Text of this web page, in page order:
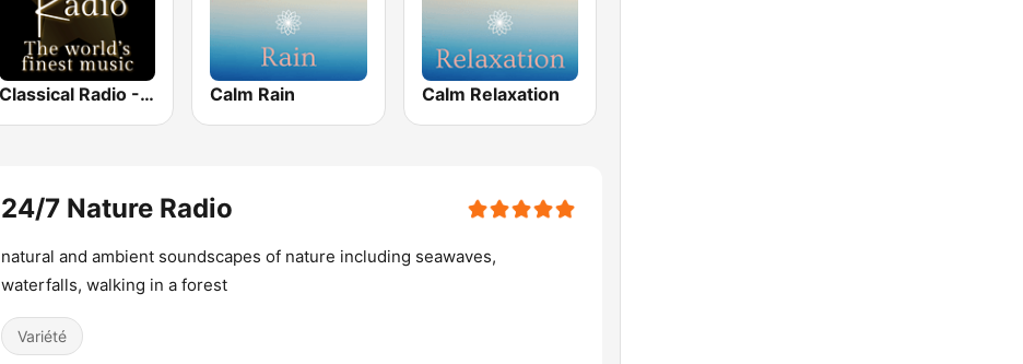
Classical Radio - Sleep Baby Calm Rain Calm Relaxation
24/7 Nature Radio
natural and ambient soundscapes of nature including seawaves,
waterfalls, walking in a forest
Variété